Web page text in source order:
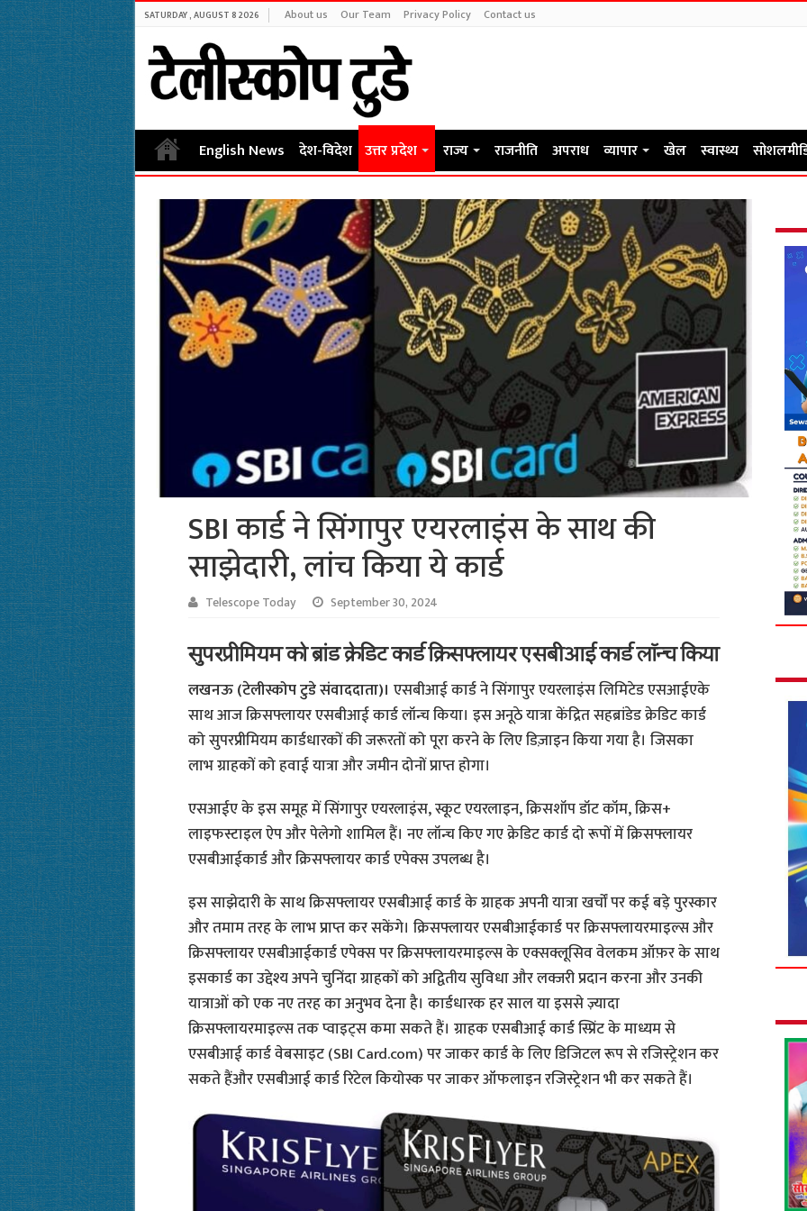
SATURDAY , AUGUST 8 2026 About us Our Team Privacy Policy Contact us
English News देश-विदेश उत्तर प्रदेश राज्य राजनीति अपराध व्यापार खेल स्वास्थ्य
SBI कार्ड ने सिंगापुर एयरलाइंस के साथ की
साझेदारी, लांच किया ये कार्ड
Telescope Today September 30, 2024
सुपरप्रीमियम को ब्रांड क्रेडिट कार्ड क्रिसफ्लायर एसबीआई कार्ड लॉन्च किया
लखनऊ (टेलीस्कोप टुडे संवाददाता)। एसबीआई कार्ड ने सिंगापुर एयरलाइंस लिमिटेड एसआईएके
साथ आज क्रिसफ्लायर एसबीआई कार्ड लॉन्च किया। इस अनूठे यात्रा केंद्रित सहब्रांडेड क्रेडिट कार्ड
को सुपरप्रीमियम कार्डधारकों की जरूरतों को पूरा करने के लिए डिज़ाइन किया गया है। जिसका
लाभ ग्राहकों को हवाई यात्रा और जमीन दोनों प्राप्त होगा।
एसआईए के इस समूह में सिंगापुर एयरलाइंस, स्कूट एयरलाइन, क्रिसशॉप डॉट कॉम, क्रिस+
लाइफस्टाइल ऐप और पेलेगो शामिल हैं। नए लॉन्च किए गए क्रेडिट कार्ड दो रूपों में क्रिसफ्लायर
एसबीआईकार्ड और क्रिसफ्लायर कार्ड एपेक्स उपलब्ध है।
इस साझेदारी के साथ क्रिसफ्लायर एसबीआई कार्ड के ग्राहक अपनी यात्रा खर्चों पर कई बड़े पुरस्कार
और तमाम तरह के लाभ प्राप्त कर सकेंगे। क्रिसफ्लायर एसबीआईकार्ड पर क्रिसफ्लायरमाइल्स और
क्रिसफ्लायर एसबीआईकार्ड एपेक्स पर क्रिसफ्लायरमाइल्स के एक्सक्लूसिव वेलकम ऑफ़र के साथ
इसकार्ड का उद्देश्य अपने चुनिंदा ग्राहकों को अद्वितीय सुविधा और लक्जरी प्रदान करना और उनकी
यात्राओं को एक नए तरह का अनुभव देना है। कार्डधारक हर साल या इससे ज़्यादा
क्रिसफ्लायरमाइल्स तक प्वाइट्स कमा सकते हैं। ग्राहक एसबीआई कार्ड स्प्रिंट के माध्यम से
एसबीआई कार्ड वेबसाइट (SBI Card.com) पर जाकर कार्ड के लिए डिजिटल रूप से रजिस्ट्रेशन कर
सकते हैंऔर एसबीआई कार्ड रिटेल कियोस्क पर जाकर ऑफलाइन रजिस्ट्रेशन भी कर सकते हैं।